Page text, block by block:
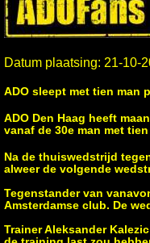
Datum plaatsing: 21-10-
ADO sleept met tien man
ADO Den Haag heeft
vanaf de 30e man met
Na de thuiswedstrijd
alweer de volgende
Tegenstander van
Amsterdamse club. De
Trainer Aleksander